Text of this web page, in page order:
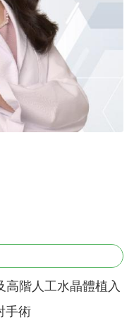
高階人工水晶體植入
手術